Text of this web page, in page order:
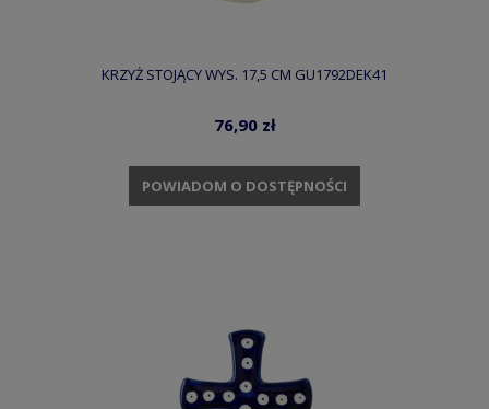
KRZYŻ STOJĄCY WYS. 17,5 CM GU1792DEK41
76,90 zł
POWIADOM O DOSTĘPNOŚCI